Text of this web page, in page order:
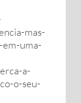
mas-
uma-
a-
o-seu-